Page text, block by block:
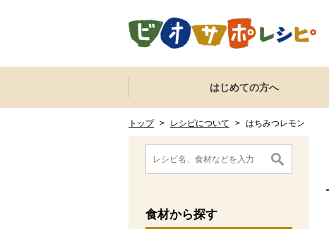
ここからサイト内共通メニューです。
サイト内共通メニューをスキップする
はじめての方へ
トップ > レシピについて > はちみつレモン
ここから消費材検索メニューです。
食材から探す
消費材検索メニューここまで。
ここから本文です。